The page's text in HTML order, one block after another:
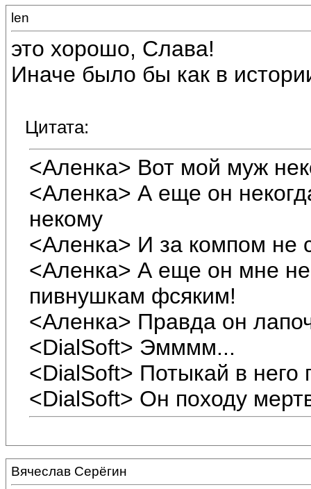
len
это хорошо, Слава!
Иначе было бы как в
Цитата:
<Аленка> Вот мой муж
<Аленка> А еще он
некому
<Аленка> И за компом не
<Аленка> А еще он мне
пивнушкам фсяким!
<Аленка> Правда он
<DialSoft> Эмммм...
<DialSoft> Потыкай в него
<DialSoft> Он походу
Вячеслав Серёгин